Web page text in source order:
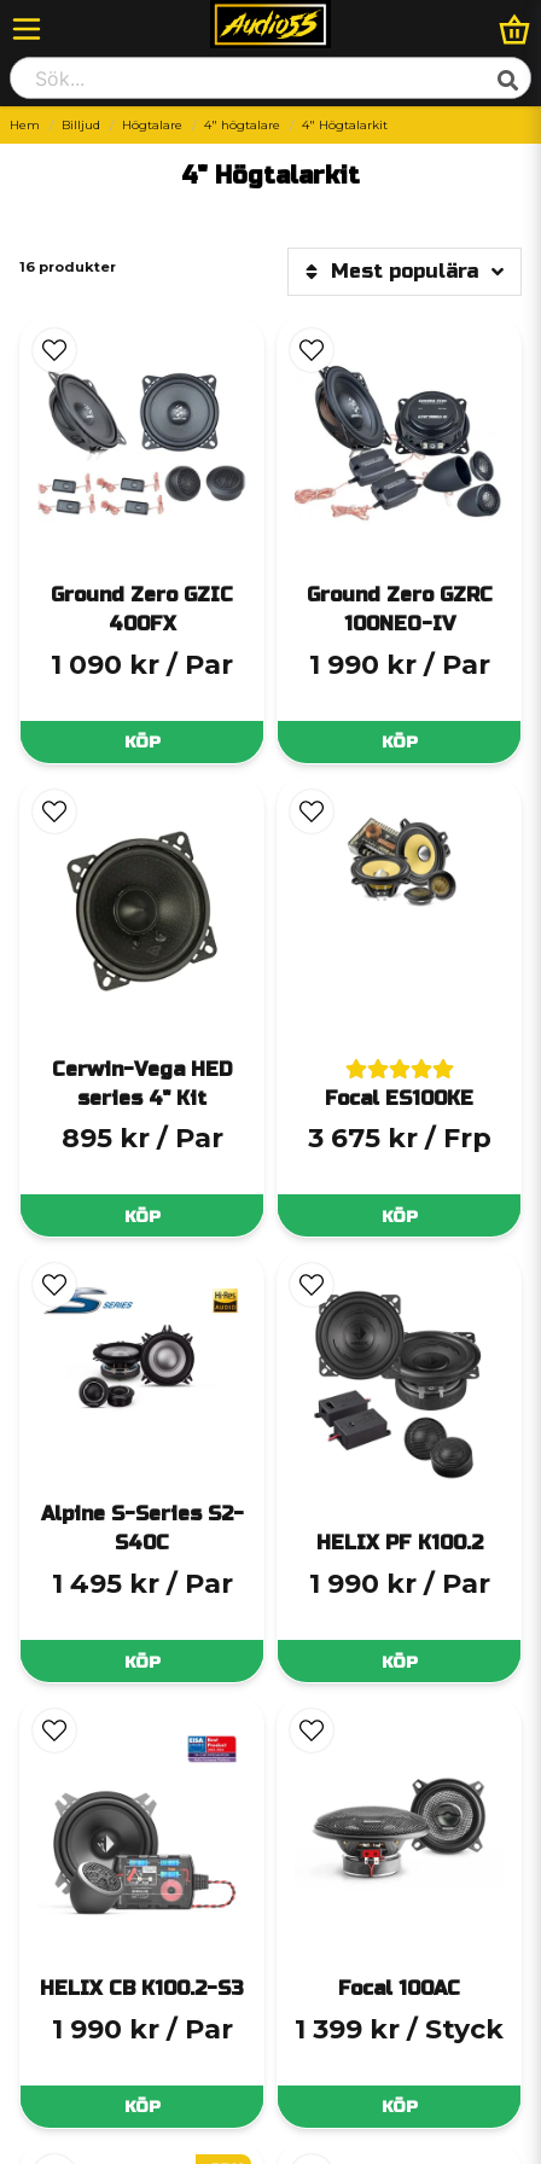
Hem Billjud Högtalare 4" högtalare 4" Högtalarkit
4" Högtalarkit
16 produkter Mest populära
Ground Zero GZIC
400FX
1 090 kr / Par
KÖP
Ground Zero GZRC
100NEO-IV
1 990 kr / Par
KÖP
Cerwin-Vega HED
series 4" Kit
895 kr / Par
KÖP
Focal ES100KE
3 675 kr / Frp
KÖP
Alpine S-Series S2-
S40C
1 495 kr / Par
KÖP
HELIX PF K100.2
1 990 kr / Par
KÖP
HELIX CB K100.2-S3
1 990 kr / Par
KÖP
Focal 100AC
1 399 kr / Styck
KÖP